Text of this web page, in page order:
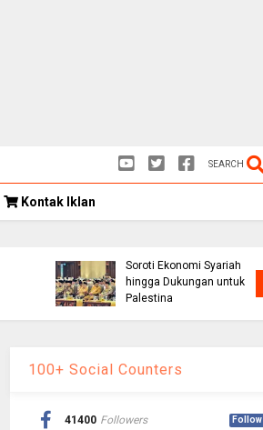
SEARCH
Kontak Iklan
Soroti Ekonomi Syariah
hingga Dukungan untuk
Palestina
100+ Social Counters
41400 Followers Follow